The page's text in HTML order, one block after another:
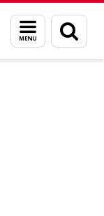
Menu
en
zoeken